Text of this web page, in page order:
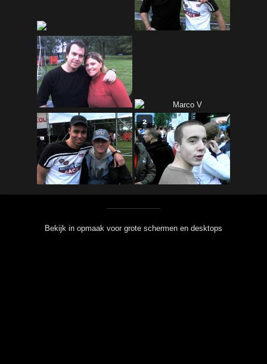
2
Bekijk in opmaak voor grote schermen en desktops